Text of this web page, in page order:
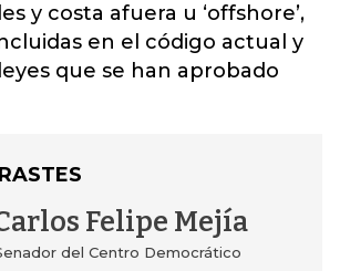
y costa afuera u ‘offshore’,
en el código actual y
que se han aprobado
Felipe Mejía
del Centro Democrático